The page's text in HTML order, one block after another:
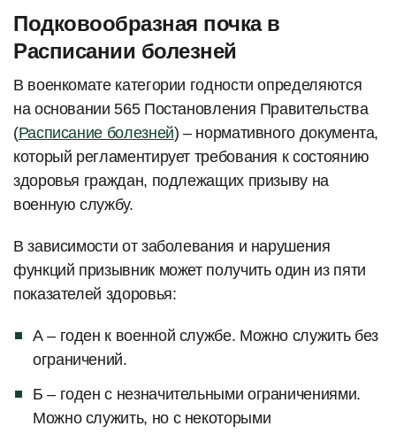
Подковообразная почка в
Расписании болезней
В военкомате категории годности определяются
на основании 565 Постановления Правительства
(Расписание болезней) – нормативного документа,
который регламентирует требования к состоянию
здоровья граждан, подлежащих призыву на
военную службу.
В зависимости от заболевания и нарушения
функций призывник может получить один из пяти
показателей здоровья:
А – годен к военной службе. Можно служить без
ограничений.
Б – годен с незначительными ограничениями.
Можно служить, но с некоторыми